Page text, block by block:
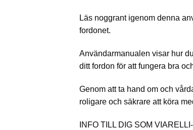
Läs noggrant igenom denna
fordonet.
Användarmanualen visar hur
ditt fordon för att fungera bra
Genom att ta hand om och
roligare och säkrare att köra
INFO TILL DIG SOM